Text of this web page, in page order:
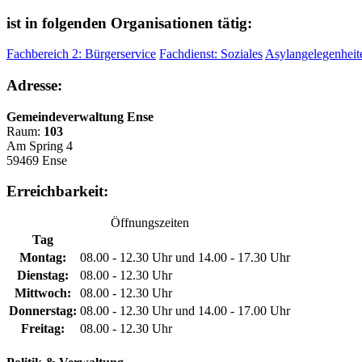
ist in folgenden Organisationen tätig:
Fachbereich 2: Bürgerservice Fachdienst: Soziales
Adresse:
Gemeindeverwaltung Ense
Raum: 103
Am Spring 4
59469 Ense
Erreichbarkeit:
Öffnungszeiten
Tag
Montag:
08.00 - 12.30 Uhr und 14.00 - 17.30 Uhr
Dienstag:
08.00 - 12.30 Uhr
Mittwoch:
08.00 - 12.30 Uhr
Donnerstag: 08.00 - 12.30 Uhr und 14.00 - 17.00 Uhr
Freitag:
08.00 - 12.30 Uhr